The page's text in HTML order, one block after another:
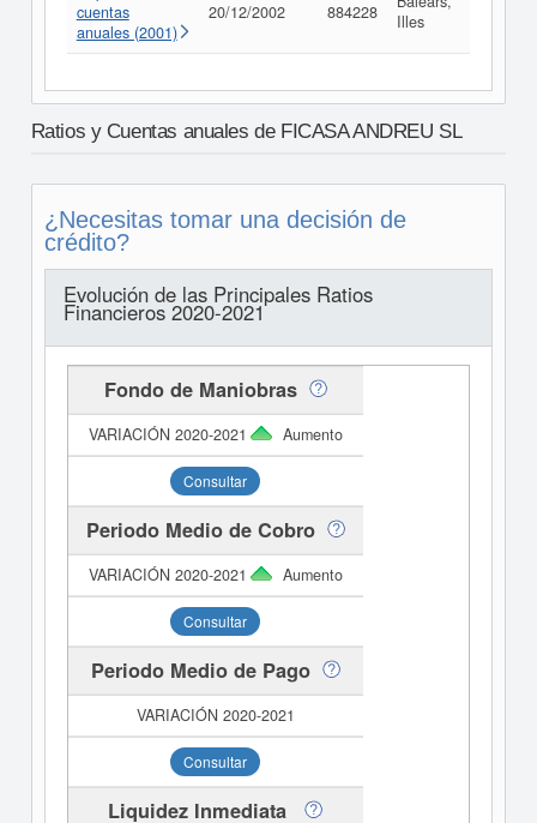
cuentas
anuales (2001)
20/12/2002 884228
Illes
Ratios y Cuentas anuales de FICASA ANDREU SL
¿Necesitas tomar una decisión de
crédito?
Evolución de las Principales Ratios
Financieros 2020-2021
Fondo de Maniobras
Aumento
Consultar
Periodo Medio de Cobro
Aumento
Consultar
Periodo Medio de Pago
Consultar
Liquidez Inmediata